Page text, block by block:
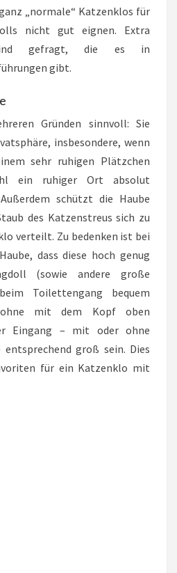
„normale“ Katzenklos für
nicht gut eignen. Extra
gefragt, die es in
gibt.
Gründen sinnvoll: Sie
insbesondere, wenn
sehr ruhigen Plätzchen
ein ruhiger Ort absolut
schützt die Haube
des Katzenstreus sich zu
verteilt. Zu bedenken ist bei
dass diese hoch genug
(sowie andere große
Toilettengang bequem
ohne mit dem Kopf oben
Eingang – mit oder ohne
entsprechend groß sein. Dies
für ein Katzenklo mit